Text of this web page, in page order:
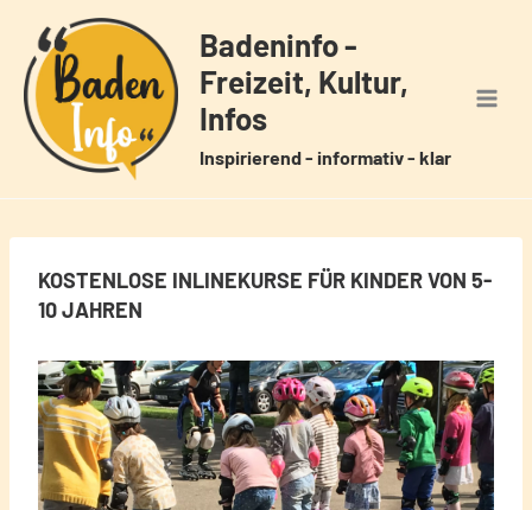
Inhalt
springen
Badeninfo -
Freizeit, Kultur,
Infos
Inspirierend - informativ - klar
KOSTENLOSE INLINEKURSE FÜR KINDER VON 5-
10 JAHREN